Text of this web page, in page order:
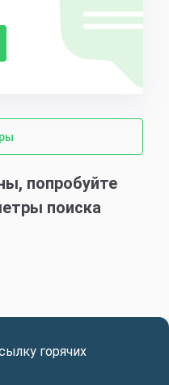
попробуйте
поиска
горячих